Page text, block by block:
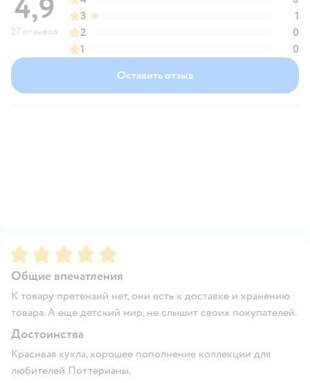
4,9
27 отзывов
3
1
2
0
1
0
Оставить отзыв
Рейтинг:5
Общие впечатления
К товару претензий нет, они есть к доставке и хранению
товара. А еще детский мир, не слышит своих покупателей.
Достоинства
Красивая кукла, хорошее пополнение коллекции для
любителей Поттерианы.